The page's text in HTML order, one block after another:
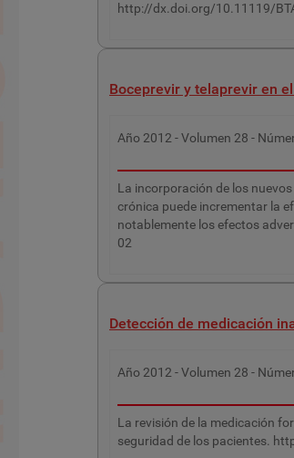
http://dx.doi.org/10.11119/
Boceprevir y telaprevir en
Año 2012- Volumen 28 -
La incorporación de los
crónica puede incrementar la
notablemente los efectos
02
Detección de medicación
Año 2012- Volumen 28 -
La revisión de la medicación
seguridad de los pacientes.